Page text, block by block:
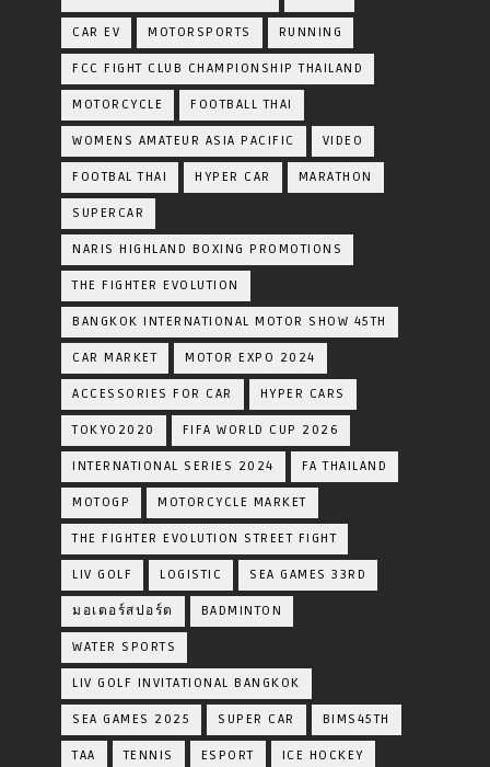
CAR EV MOTORSPORTS RUNNING
FCC FIGHT CLUB CHAMPIONSHIP THAILAND
MOTORCYCLE FOOTBALL THAI
WOMENS AMATEUR ASIA PACIFIC VIDEO
FOOTBAL THAI HYPER CAR MARATHON
SUPERCAR
NARIS HIGHLAND BOXING PROMOTIONS
THE FIGHTER EVOLUTION
BANGKOK INTERNATIONAL MOTOR SHOW 45TH
CAR MARKET MOTOR EXPO 2024
ACCESSORIES FOR CAR HYPER CARS
TOKYO2020 FIFA WORLD CUP 2026
INTERNATIONAL SERIES 2024 FA THAILAND
MOTOGP MOTORCYCLE MARKET
THE FIGHTER EVOLUTION STREET FIGHT
LIV GOLF LOGISTIC SEA GAMES 33RD
มอเตอร์สปอร์ต BADMINTON
WATER SPORTS
LIV GOLF INVITATIONAL BANGKOK
SEA GAMES 2025 SUPER CAR BIMS45TH
TAA TENNIS ESPORT ICE HOCKEY